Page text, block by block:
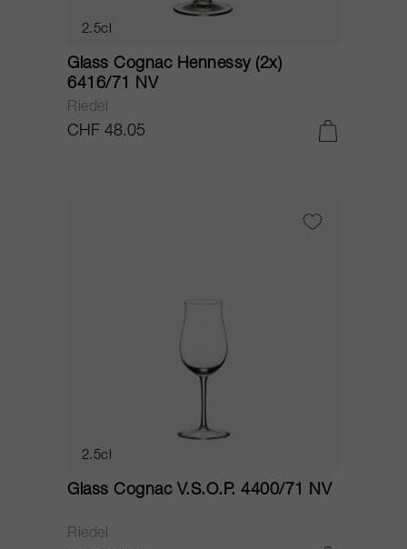
2.5cl
Glass Cognac Hennessy (2x)
6416/71 NV
Riedel
CHF 48.05
2.5cl
Glass Cognac V.S.O.P. 4400/71 NV
Riedel